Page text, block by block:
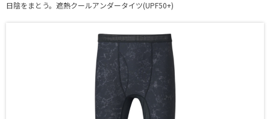
日陰をまとう。遮熱クールアンダータイツ(UPF50+)